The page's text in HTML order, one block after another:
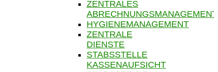
ZENTRALES
ABRECHNUNGSMANAGEMENT
HYGIENEMANAGEMENT
ZENTRALE
DIENSTE
STABSSTELLE
KASSENAUFSICHT